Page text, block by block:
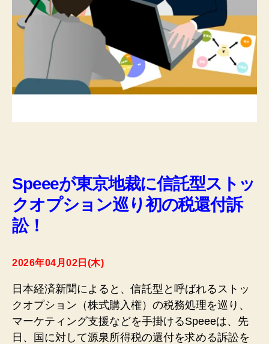
Speeeが東京地裁に信託型ストッ
クオプション巡り初の税還付訴
訟！
2026年04月02日(木)
日本経済新聞によると、信託型と呼ばれるストッ
クオプション（株式購入権）の税務処理を巡り、
マーケティング支援などを手掛けるSpeeeは、先
日、国に対して源泉所得税の還付を求める訴訟を